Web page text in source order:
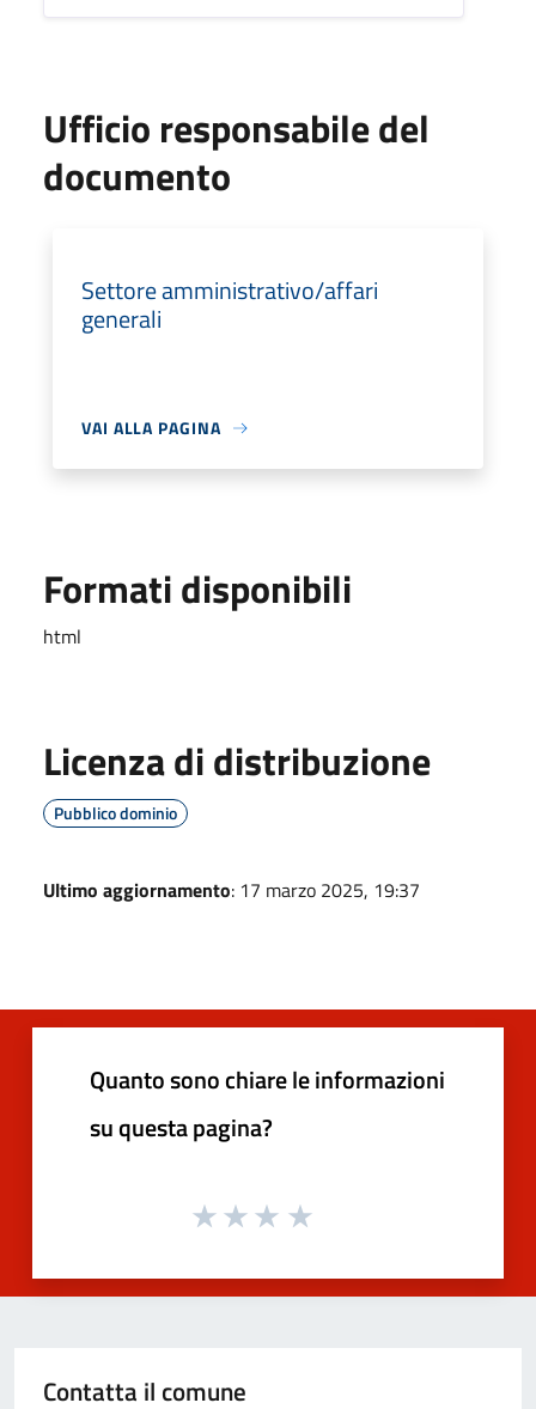
Ufficio responsabile del
documento
Settore amministrativo/affari
generali
VAI ALLA PAGINA
Formati disponibili
html
Licenza di distribuzione
Pubblico dominio
Ultimo aggiornamento: 17 marzo 2025, 19:37
Quanto sono chiare le informazioni
su questa pagina?
Contatta il comune